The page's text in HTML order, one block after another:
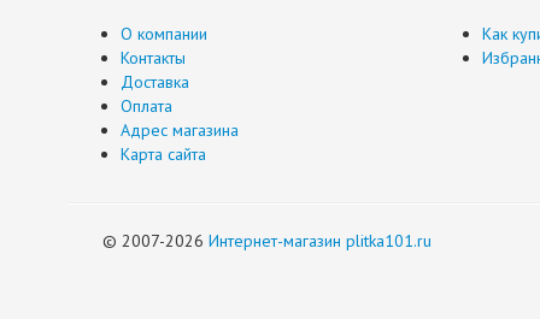
О компании
Контакты
Доставка
Оплата
Адрес магазина
Карта сайта
Как
© 2007-2026 Интернет-магазин plitka101.ru